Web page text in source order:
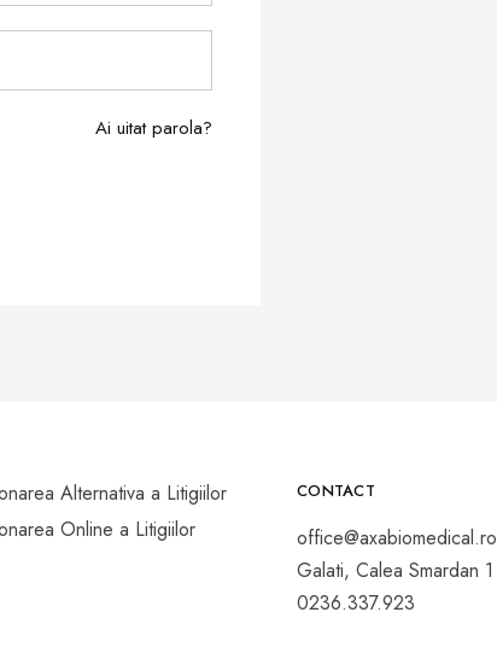
Ai uitat parola?
CONTACT
office@axabiomedical.ro
Galati, Calea Smardan 1
0236.337.923